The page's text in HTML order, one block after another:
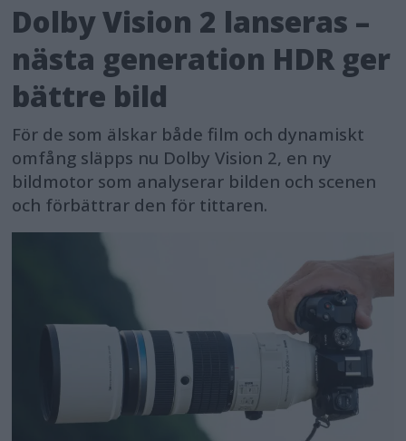
Dolby Vision 2 lanseras –
nästa generation HDR ger
bättre bild
För de som älskar både film och dynamiskt
omfång släpps nu Dolby Vision 2, en ny
bildmotor som analyserar bilden och scenen
och förbättrar den för tittaren.